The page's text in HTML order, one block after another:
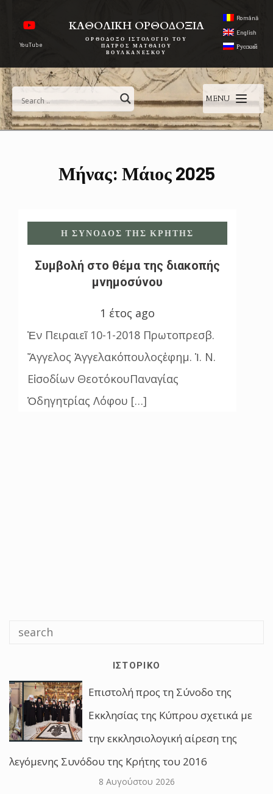
YouTube
ΚΑΘΟΛΙΚΗ ΟΡΘΟΔΟΞΙΑ
ΟΡΘΌΔΟΞΟ ΙΣΤΟΛΌΓΙΟ ΤΟΥ
ΠΑΤΡΌΣ ΜΑΤΘΑΊΟΥ
ΒΟΥΛΚΑΝΈΣΚΟΥ
Română
English
Русский
MENU
Μήνας: Μάιος 2025
Η ΣΎΝΟΔΟΣ ΤΗΣ ΚΡΉΤΗΣ
Συμβολή στο θέμα της διακοπής
μνημοσύνου
1 έτος ago
Ἐν Πειραιεῖ 10-1-2018 Πρωτοπρεσβ.
Ἄγγελος Ἀγγελακόπουλοςἐφημ. Ἱ. Ν.
Εἰσοδίων ΘεοτόκουΠαναγίας
Ὀδηγητρίας Λόφου […]
ΙΣΤΟΡΙΚΌ
Επιστολή προς τη Σύνοδο της
Εκκλησίας της Κύπρου σχετικά με
την εκκλησιολογική αίρεση της
λεγόμενης Συνόδου της Κρήτης του 2016
8 Αυγούστου 2026